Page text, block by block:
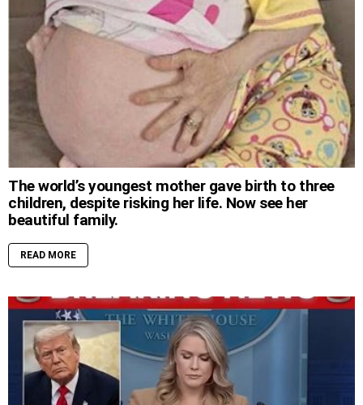
The world’s youngest mother gave birth to three
children, despite risking her life. Now see her
beautiful family.
READ MORE